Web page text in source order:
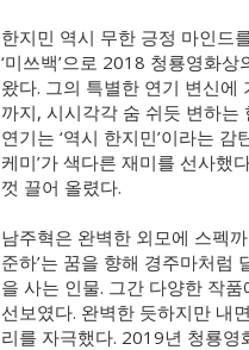
한지민 역시 무한 긍정 마인드
‘미쓰백’으로 2018 청룡영화
왔다. 그의 특별한 연기 변신에
까지, 시시각각 숨 쉬듯 변하는
연기는 ‘역시 한지민’이라는
케미’가 색다른 재미를 선사했
껏 끌어 올렸다.
남주혁은 완벽한 외모에 스펙
준하’는 꿈을 향해 경주마처럼
을 사는 인물. 그간 다양한 작
선보였다. 완벽한 듯하지만 내
리를 자극했다. 2019년 청룡영